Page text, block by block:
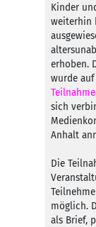
Kinder
weiterhin
erhoben.
wurde
sich
Anhalt
Die
möglich.
als Brief,